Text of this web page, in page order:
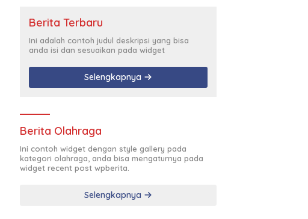
Berita Terbaru
Ini adalah contoh judul deskripsi yang bisa
anda isi dan sesuaikan pada widget
Selengkapnya
Berita Olahraga
Ini contoh widget dengan style gallery pada
kategori olahraga, anda bisa mengaturnya pada
widget recent post wpberita.
Selengkapnya